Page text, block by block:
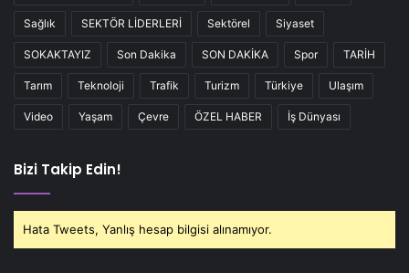
Sağlık SEKTÖR LİDERLERİ Sektörel Siyaset
SOKAKTAYIZ Son Dakika SON DAKİKA Spor TARİH
Tarım Teknoloji Trafik Turizm Türkiye Ulaşım
Video Yaşam Çevre ÖZEL HABER İş Dünyası
Bizi Takip Edin!
Hata Tweets, Yanlış hesap bilgisi alınamıyor.